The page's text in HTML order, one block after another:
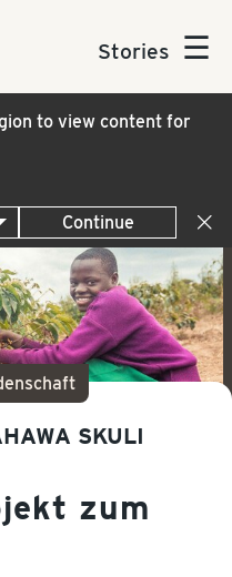
Stories ☰
to view content for
Continue
SKULI
zum